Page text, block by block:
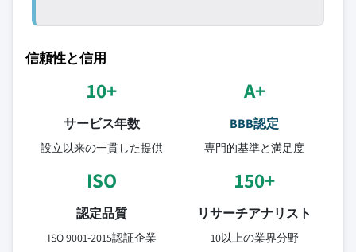
信頼性と信用
10+
サービス年数
設立以来の一貫した提供
A+
BBB認定
専門的基準と満足度
ISO
認定品質
ISO 9001-2015認証企業
150+
リサーチアナリスト
10以上の業界分野